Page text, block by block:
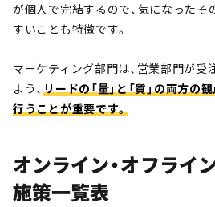
が個人で完結するので、気になったそ
すいことも特徴です。
マーケティング部門は、営業部門が受
よう、リードの「量」と「質」の両方の
行うことが重要です。
オンライン・オフライ
施策一覧表